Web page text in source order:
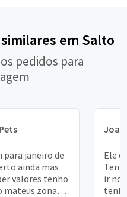
em Salto
pedidos para
para janeiro de
ainda mas
valores tenho
mateus zona
Ele é
ir no